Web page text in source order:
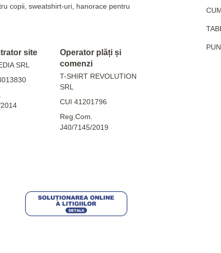
copii, sweatshirt-uri, hanorace pentru
site
SRL
Operator plăți și
comenzi
T-SHIRT REVOLUTION
SRL
CUI 41201796
Reg.Com.
J40/7145/2019